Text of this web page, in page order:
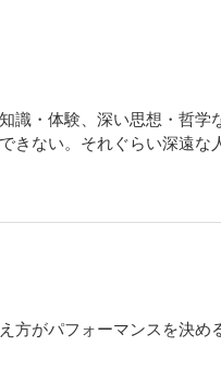
識・体験、深い思想・哲学
きない。それぐらい深遠
方がパフォーマンスを決